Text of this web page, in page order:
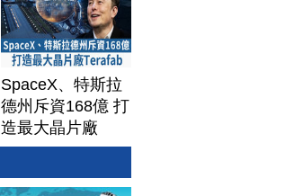
SpaceX、特斯拉
德州斥資168億 打
造最大晶片廠
Terafab